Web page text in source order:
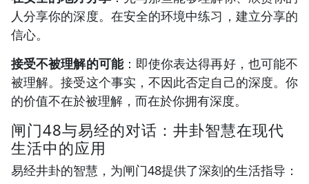
人分享你的深度。在安全的环境中练习，建立分享的
信心。
接受不被理解的可能：即使你表达得再好，也可能不
被理解。接受这个事实，不因此否定自己的深度。你
的价值不在於被理解，而在於你拥有深度。
闸门48与易经的对话：井卦智慧在现代
生活中的应用
易经井卦的智慧，为闸门48提供了深刻的生活指导：